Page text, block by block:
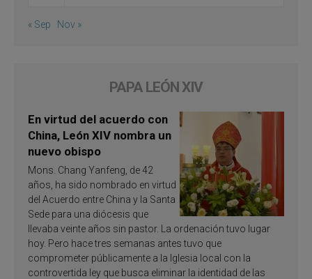
« Sep Nov »
PAPA LEÓN XIV
En virtud del acuerdo con
China, León XIV nombra un
nuevo obispo
Mons. Chang Yanfeng, de 42
años, ha sido nombrado en virtud
del Acuerdo entre China y la Santa
Sede para una diócesis que
llevaba veinte años sin pastor. La ordenación tuvo lugar
hoy. Pero hace tres semanas antes tuvo que
comprometer públicamente a la Iglesia local con la
controvertida ley que busca eliminar la identidad de las